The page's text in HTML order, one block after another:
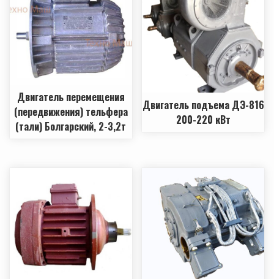
Двигатель перемещения
(передвижения) тельфера
(тали) Болгарский, 2-3,2т
Двигатель подъема ДЭ-816
200-220 кВт